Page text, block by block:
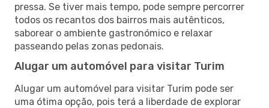
pressa. Se tiver mais tempo, pode sempre percorrer
todos os recantos dos bairros mais autênticos,
saborear o ambiente gastronómico e relaxar
passeando pelas zonas pedonais.
Alugar um automóvel para visitar Turim
Alugar um automóvel para visitar Turim pode ser
uma ótima opção, pois terá a liberdade de explorar